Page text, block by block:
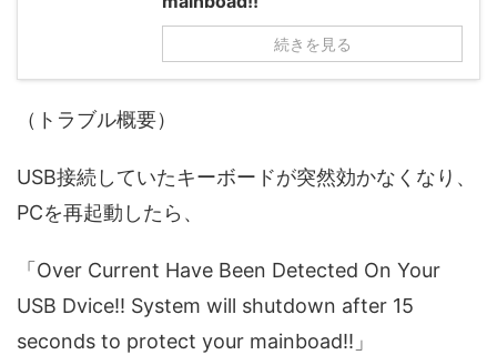
続きを見る
（トラブル概要）
USB接続していたキーボードが突然効かなくなり、
PCを再起動したら、
「Over Current Have Been Detected On Your
USB Dvice!! System will shutdown after 15
seconds to protect your mainboad!!」